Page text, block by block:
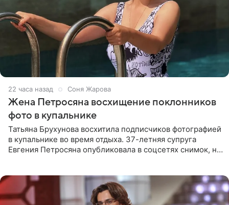
22 часа назад Соня Жарова
Жена Петросяна восхищение поклонников
фото в купальнике
Татьяна Брухунова восхитила подписчиков фотографией
в купальнике во время отдыха. 37-летняя супруга
Евгения Петросяна опубликовала в соцсетях снимок, на